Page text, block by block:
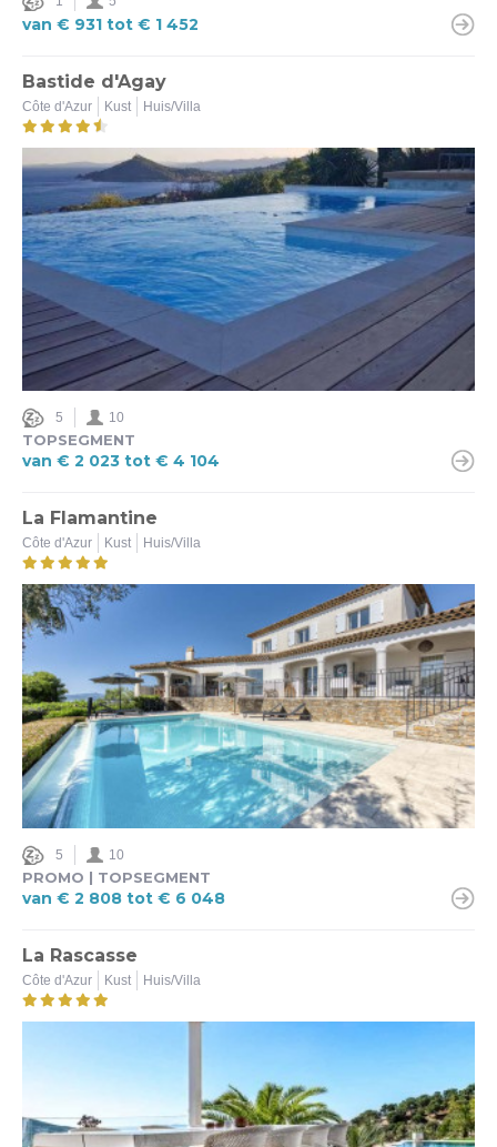
Ja (6)
Nee (7)
Airco
Ja (11)
Nee (1)
Internet
Ja (12)
Ja (4)
Nee (8)
Beveiligd zwembad
Ja (6)
Nee (6)
3 (1)
3,5 (2)
4 (5)
4,5 (2)
5 (2)
Elektrisch laden mogelijk
Ja (3)
Ter plaatse laden mogelijk
van € 931 tot € 1 452
Bastide d'Agay
Côte d'Azur Kust Huis/Villa
5 10
TOPSEGMENT
van € 2 023 tot € 4 104
La Flamantine
Côte d'Azur Kust Huis/Villa
5 10
PROMO | TOPSEGMENT
van € 2 808 tot € 6 048
La Rascasse
Côte d'Azur Kust Huis/Villa